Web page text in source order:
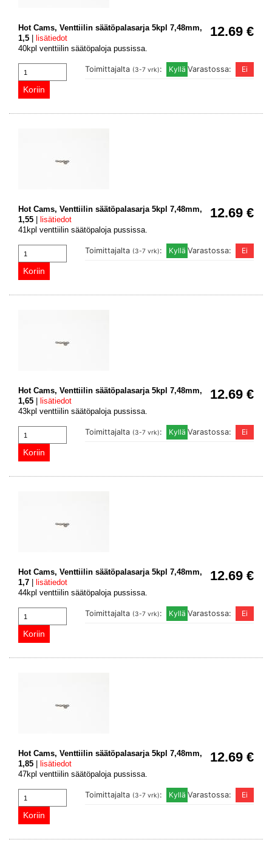
12.69 €
Hot Cams, Venttiilin säätöpalasarja 5kpl 7,48mm,
1,5
lisätiedot
40kpl venttiilin säätöpaloja pussissa.
Varastossa:
Toimittajalta (3-7 vrk):
12.69 €
Hot Cams, Venttiilin säätöpalasarja 5kpl 7,48mm,
1,55
lisätiedot
41kpl venttiilin säätöpaloja pussissa.
Varastossa:
Toimittajalta (3-7 vrk):
12.69 €
Hot Cams, Venttiilin säätöpalasarja 5kpl 7,48mm,
1,65
lisätiedot
43kpl venttiilin säätöpaloja pussissa.
Varastossa:
Toimittajalta (3-7 vrk):
12.69 €
Hot Cams, Venttiilin säätöpalasarja 5kpl 7,48mm,
1,7
lisätiedot
44kpl venttiilin säätöpaloja pussissa.
Varastossa:
Toimittajalta (3-7 vrk):
12.69 €
Hot Cams, Venttiilin säätöpalasarja 5kpl 7,48mm,
1,85
lisätiedot
47kpl venttiilin säätöpaloja pussissa.
Varastossa:
Toimittajalta (3-7 vrk):